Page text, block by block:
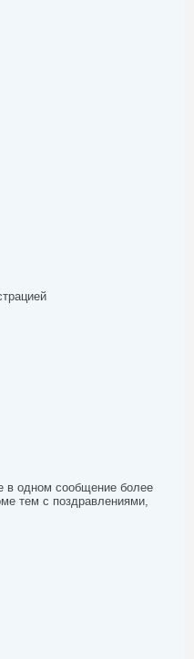
в одном сообщение более
тем с поздравлениями,